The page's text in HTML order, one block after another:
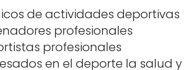
de actividades deportivas
profesionales
profesionales
en el deporte la salud